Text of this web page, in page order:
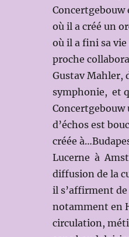
Concertgebouw
où il a créé un
où il a fini sa vie
proche
Gustav Mahler,
symphonie, et
Concertgebouw
d’échos est
créée
Lucerne à
diffusion de la
il s’affirment
notamment en
circulation,